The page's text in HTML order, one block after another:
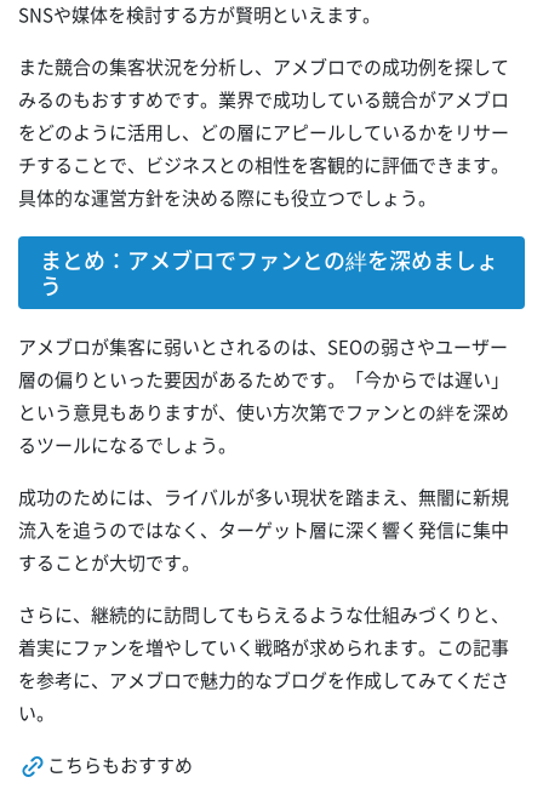
SNSや媒体を検討する方が賢明といえます。
また競合の集客状況を分析し、アメブロでの成功例を探して
みるのもおすすめです。業界で成功している競合がアメブロ
をどのように活用し、どの層にアピールしているかをリサー
チすることで、ビジネスとの相性を客観的に評価できます。
具体的な運営方針を決める際にも役立つでしょう。
まとめ：アメブロでファンとの絆を深めましょ
う
アメブロが集客に弱いとされるのは、SEOの弱さやユーザー
層の偏りといった要因があるためです。「今からでは遅い」
という意見もありますが、使い方次第でファンとの絆を深め
るツールになるでしょう。
成功のためには、ライバルが多い現状を踏まえ、無闇に新規
流入を追うのではなく、ターゲット層に深く響く発信に集中
することが大切です。
さらに、継続的に訪問してもらえるような仕組みづくりと、
着実にファンを増やしていく戦略が求められます。この記事
を参考に、アメブロで魅力的なブログを作成してみてくださ
い。
こちらもおすすめ